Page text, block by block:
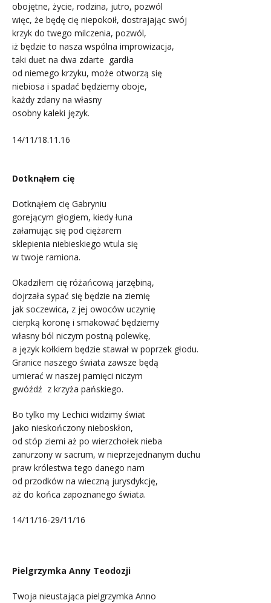
obojętne, życie, rodzina, jutro, pozwól
więc, że będę cię niepokoił, dostrajając swój
krzyk do twego milczenia, pozwól,
iż będzie to nasza wspólna improwizacja,
taki duet na dwa zdarte gardła
od niemego krzyku, może otworzą się
niebiosa i spadać będziemy oboje,
każdy zdany na własny
osobny kaleki język.
14/11/18.11.16
Dotknąłem cię
Dotknąłem cię Gabryniu
gorejącym głogiem, kiedy łuna
załamując się pod ciężarem
sklepienia niebieskiego wtula się
w twoje ramiona.
Okadziłem cię różańcową jarzębiną,
dojrzała sypać się będzie na ziemię
jak soczewica, z jej owoców uczynię
cierpką koronę i smakować będziemy
własny ból niczym postną polewkę,
a język kołkiem będzie stawał w poprzek głodu.
Granice naszego świata zawsze będą
umierać w naszej pamięci niczym
gwóźdź z krzyża pańskiego.
Bo tylko my Lechici widzimy świat
jako nieskończony nieboskłon,
od stóp ziemi aż po wierzchołek nieba
zanurzony w sacrum, w nieprzejednanym duchu
praw królestwa tego danego nam
od przodków na wieczną jurysdykcję,
aż do końca zapoznanego świata.
14/11/16-29/11/16
Pielgrzymka Anny Teodozji
Twoja nieustająca pielgrzymka Anno